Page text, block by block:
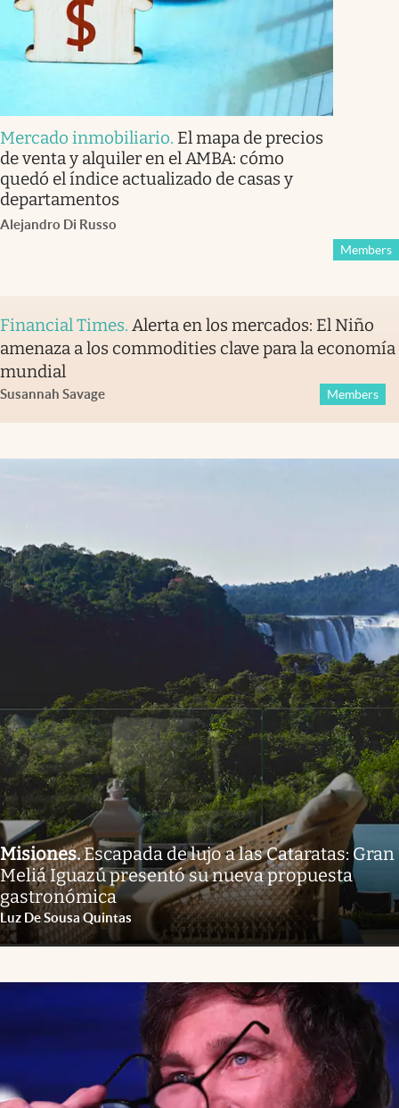
Mercado inmobiliario. El mapa de precios
de venta y alquiler en el AMBA: cómo
quedó el índice actualizado de casas y
departamentos
Alejandro Di Russo
Members
Financial Times. Alerta en los mercados: El Niño
amenaza a los commodities clave para la economía
mundial
Susannah Savage Members
Misiones.Escapada de lujo a las Cataratas: Gran
Meliá Iguazú presentó su nueva propuesta
gastronómica
Luz De Sousa Quintas